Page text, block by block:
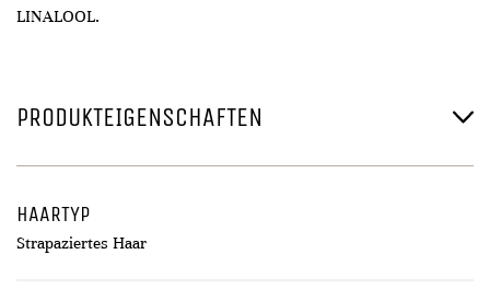
LINALOOL.
PRODUKTEIGENSCHAFTEN
HAARTYP
Strapaziertes Haar